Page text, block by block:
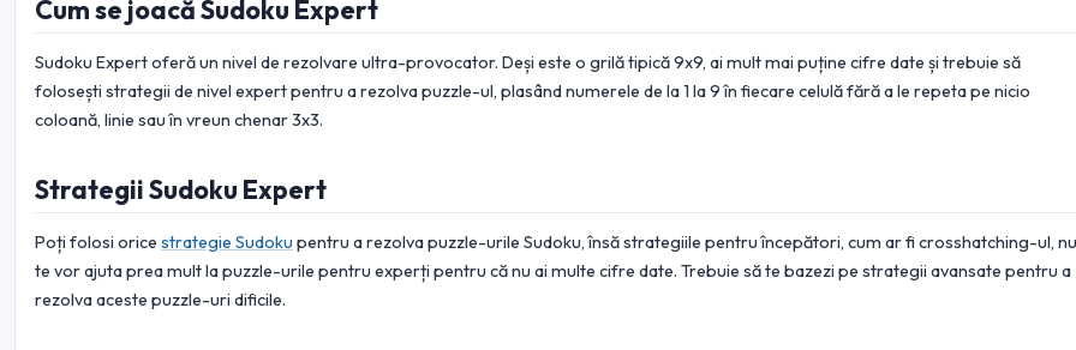
Cum se joacă Sudoku Expert
Sudoku Expert oferă un nivel de rezolvare ultra-provocator. Deși este o grilă tipică 9x9, ai mult mai puține cifre date și trebuie să
folosești strategii de nivel expert pentru a rezolva puzzle-ul, plasând numerele de la 1 la 9 în fiecare celulă fără a le repeta pe nicio
coloană, linie sau în vreun chenar 3x3.
Strategii Sudoku Expert
Poți folosi orice strategie Sudoku pentru a rezolva puzzle-urile Sudoku, însă strategiile pentru începători, cum ar fi crosshatching-ul, nu
te vor ajuta prea mult la puzzle-urile pentru experți pentru că nu ai multe cifre date. Trebuie să te bazezi pe strategii avansate pentru a
rezolva aceste puzzle-uri dificile.